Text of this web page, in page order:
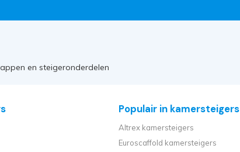
en steigeronderdelen
Populair in kamersteigers
Altrex kamersteigers
Euroscaffold kamersteigers